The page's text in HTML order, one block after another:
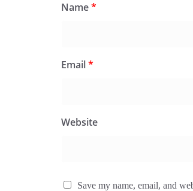
Name*
Email*
Website
Save my name, email, and